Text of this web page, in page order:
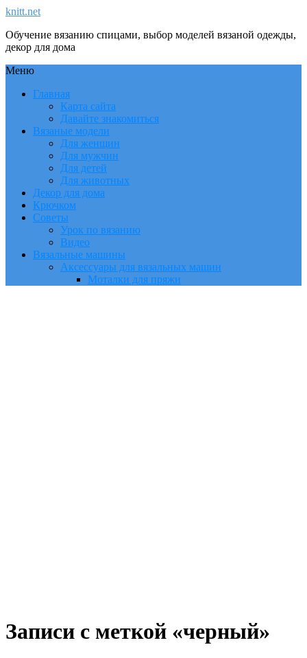
knitt.net
Обучение вязанию спицами, выбор моделей вязаной одежды,
декор для дома
Меню
Главная
Карта сайта
Давайте знакомиться
Вязаные модели
Для женщин
Для мужчин
Для детей
Для животных
Декор для дома
Крючком
Советы
Урок по вязанию
Видео
Вязальные машины
Аксессуары для вязальных машин
Моталки для пряжи
Записи с меткой «черный»